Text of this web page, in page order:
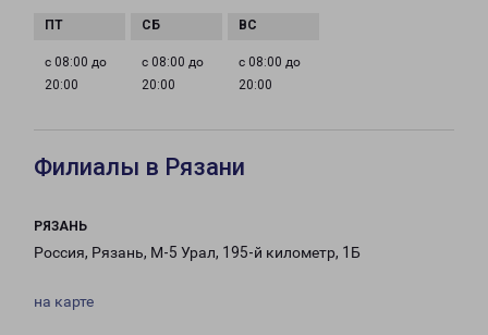
с 08:00 до
20:00
с 08:00 до
20:00
с 08:00 до
20:00
Филиалы в Рязани
РЯЗАНЬ
Россия, Рязань, М-5 Урал, 195-й километр, 1Б
на карте